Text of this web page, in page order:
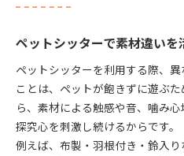
遊び方の幅を広げる
ペットシッターと一
異素材おもちゃ選びが与え
ペットシッター目線で
素材違いおもちゃが
ペットシッターで素材違い
ペットシッターを利用する際、
ことは、ペットが飽きずに遊ぶ
ら、素材による触感や音、噛み
探究心を刺激し続けるからです。
例えば、布製・羽根付き・鈴入